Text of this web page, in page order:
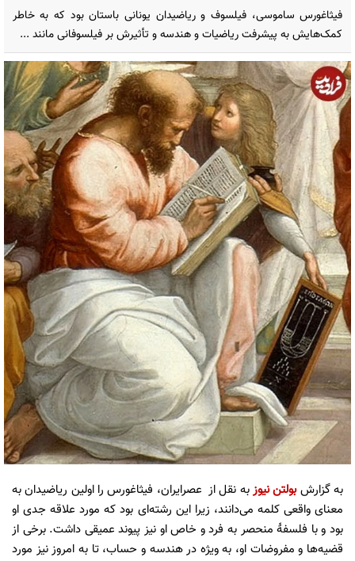
فیثاغورس ساموسی، فیلسوف و ریاضیدان یونانی باستان بود که به خاطر
کمک‌هایش به پیشرفت ریاضیات و هندسه و تأثیرش بر فیلسوفانی مانند ...
به گزارشبولتن نیوزبه نقل از عصرایران، فیثاغورس را اولین ریاضیدان به
معنای واقعی کلمه می‌دانند، زیرا این رشته‌ای بود که مورد علاقه جدی او
بود و با فلسفۀ منحصر به فرد و خاص او نیز پیوند عمیقی داشت. برخی از
قضیه‌ها و مفروضات او، به ویژه در هندسه و حساب، تا به امروز نیز مورد